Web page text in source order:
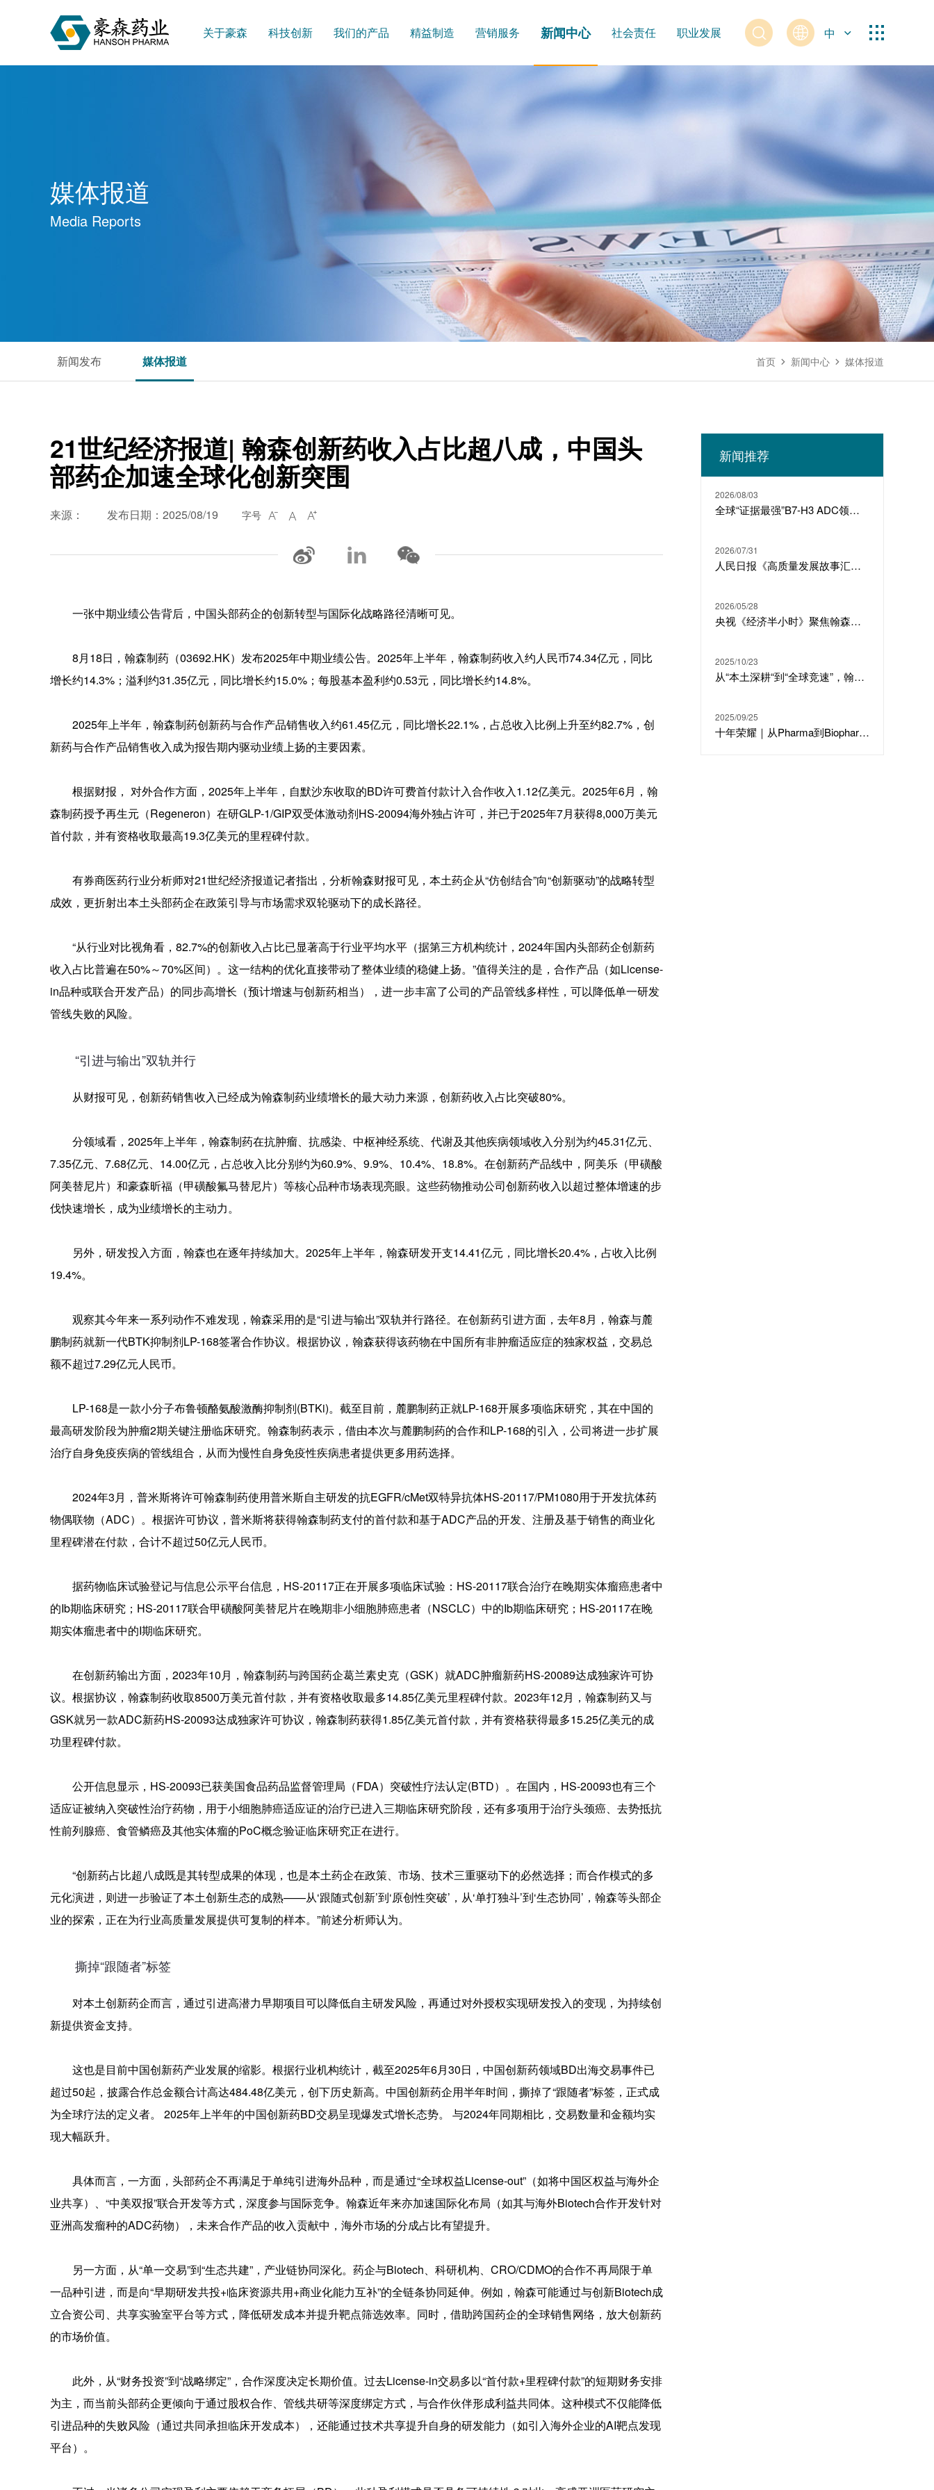
中 
关于豪森 科技创新 我们的产品 精益制造 营销服务 新闻中心 社会责任 职业发展
媒体报道
Media Reports
新闻发布 媒体报道 首页  新闻中心  媒体报道
21世纪经济报道| 翰森创新药收入占比超八成，中国头
部药企加速全球化创新突围
来源： 发布日期：2025/08/19 字号   
一张中期业绩公告背后，中国头部药企的创新转型与国际化战略路径清晰可见。
8月18日，翰森制药（03692.HK）发布2025年中期业绩公告。2025年上半年，翰森制药收入约人民币74.34亿元，同比
增长约14.3%；溢利约31.35亿元，同比增长约15.0%；每股基本盈利约0.53元，同比增长约14.8%。
2025年上半年，翰森制药创新药与合作产品销售收入约61.45亿元，同比增长22.1%，占总收入比例上升至约82.7%，创
新药与合作产品销售收入成为报告期内驱动业绩上扬的主要因素。
根据财报， 对外合作方面，2025年上半年，自默沙东收取的BD许可费首付款计入合作收入1.12亿美元。2025年6月，翰
森制药授予再生元（Regeneron）在研GLP-1/GIP双受体激动剂HS-20094海外独占许可，并已于2025年7月获得8,000万美元
首付款，并有资格收取最高19.3亿美元的里程碑付款。
有券商医药行业分析师对21世纪经济报道记者指出，分析翰森财报可见，本土药企从“仿创结合”向“创新驱动”的战略转型
成效，更折射出本土头部药企在政策引导与市场需求双轮驱动下的成长路径。
“从行业对比视角看，82.7%的创新收入占比已显著高于行业平均水平（据第三方机构统计，2024年国内头部药企创新药
收入占比普遍在50%～70%区间）。这一结构的优化直接带动了整体业绩的稳健上扬。”值得关注的是，合作产品（如License-
in品种或联合开发产品）的同步高增长（预计增速与创新药相当），进一步丰富了公司的产品管线多样性，可以降低单一研发
管线失败的风险。
“引进与输出”双轨并行
从财报可见，创新药销售收入已经成为翰森制药业绩增长的最大动力来源，创新药收入占比突破80%。
分领域看，2025年上半年，翰森制药在抗肿瘤、抗感染、中枢神经系统、代谢及其他疾病领域收入分别为约45.31亿元、
7.35亿元、7.68亿元、14.00亿元，占总收入比分别约为60.9%、9.9%、10.4%、18.8%。在创新药产品线中，阿美乐（甲磺酸
阿美替尼片）和豪森昕福（甲磺酸氟马替尼片）等核心品种市场表现亮眼。这些药物推动公司创新药收入以超过整体增速的步
伐快速增长，成为业绩增长的主动力。
另外，研发投入方面，翰森也在逐年持续加大。2025年上半年，翰森研发开支14.41亿元，同比增长20.4%，占收入比例
19.4%。
观察其今年来一系列动作不难发现，翰森采用的是“引进与输出”双轨并行路径。在创新药引进方面，去年8月，翰森与麓
鹏制药就新一代BTK抑制剂LP-168签署合作协议。根据协议，翰森获得该药物在中国所有非肿瘤适应症的独家权益，交易总
额不超过7.29亿元人民币。
LP-168是一款小分子布鲁顿酪氨酸激酶抑制剂(BTKi)。截至目前，麓鹏制药正就LP-168开展多项临床研究，其在中国的
最高研发阶段为肿瘤2期关键注册临床研究。翰森制药表示，借由本次与麓鹏制药的合作和LP-168的引入，公司将进一步扩展
治疗自身免疫疾病的管线组合，从而为慢性自身免疫性疾病患者提供更多用药选择。
2024年3月，普米斯将许可翰森制药使用普米斯自主研发的抗EGFR/cMet双特异抗体HS-20117/PM1080用于开发抗体药
物偶联物（ADC）。根据许可协议，普米斯将获得翰森制药支付的首付款和基于ADC产品的开发、注册及基于销售的商业化
里程碑潜在付款，合计不超过50亿元人民币。
据药物临床试验登记与信息公示平台信息，HS-20117正在开展多项临床试验：HS-20117联合治疗在晚期实体瘤癌患者中
的Ib期临床研究；HS-20117联合甲磺酸阿美替尼片在晚期非小细胞肺癌患者（NSCLC）中的Ib期临床研究；HS-20117在晚
期实体瘤患者中的I期临床研究。
在创新药输出方面，2023年10月，翰森制药与跨国药企葛兰素史克（GSK）就ADC肿瘤新药HS-20089达成独家许可协
议。根据协议，翰森制药收取8500万美元首付款，并有资格收取最多14.85亿美元里程碑付款。2023年12月，翰森制药又与
GSK就另一款ADC新药HS-20093达成独家许可协议，翰森制药获得1.85亿美元首付款，并有资格获得最多15.25亿美元的成
功里程碑付款。
公开信息显示，HS-20093已获美国食品药品监督管理局（FDA）突破性疗法认定(BTD）。在国内，HS-20093也有三个
适应证被纳入突破性治疗药物，用于小细胞肺癌适应证的治疗已进入三期临床研究阶段，还有多项用于治疗头颈癌、去势抵抗
性前列腺癌、食管鳞癌及其他实体瘤的PoC概念验证临床研究正在进行。
“创新药占比超八成既是其转型成果的体现，也是本土药企在政策、市场、技术三重驱动下的必然选择；而合作模式的多
元化演进，则进一步验证了本土创新生态的成熟——从‘跟随式创新’到‘原创性突破’，从‘单打独斗’到‘生态协同’，翰森等头部企
业的探索，正在为行业高质量发展提供可复制的样本。”前述分析师认为。
撕掉“跟随者”标签
对本土创新药企而言，通过引进高潜力早期项目可以降低自主研发风险，再通过对外授权实现研发投入的变现，为持续创
新提供资金支持。
这也是目前中国创新药产业发展的缩影。根据行业机构统计，截至2025年6月30日，中国创新药领域BD出海交易事件已
超过50起，披露合作总金额合计高达484.48亿美元，创下历史新高。中国创新药企用半年时间，撕掉了“跟随者”标签，正式成
为全球疗法的定义者。 2025年上半年的中国创新药BD交易呈现爆发式增长态势。 与2024年同期相比，交易数量和金额均实
现大幅跃升。
具体而言，一方面，头部药企不再满足于单纯引进海外品种，而是通过“全球权益License-out”（如将中国区权益与海外企
业共享）、“中美双报”联合开发等方式，深度参与国际竞争。翰森近年来亦加速国际化布局（如其与海外Biotech合作开发针对
亚洲高发瘤种的ADC药物），未来合作产品的收入贡献中，海外市场的分成占比有望提升。
另一方面，从“单一交易”到“生态共建”，产业链协同深化。药企与Biotech、科研机构、CRO/CDMO的合作不再局限于单
一品种引进，而是向“早期研发共投+临床资源共用+商业化能力互补”的全链条协同延伸。例如，翰森可能通过与创新Biotech成
立合资公司、共享实验室平台等方式，降低研发成本并提升靶点筛选效率。同时，借助跨国药企的全球销售网络，放大创新药
的市场价值。
此外，从“财务投资”到“战略绑定”，合作深度决定长期价值。过去License-in交易多以“首付款+里程碑付款”的短期财务安排
为主，而当前头部药企更倾向于通过股权合作、管线共研等深度绑定方式，与合作伙伴形成利益共同体。这种模式不仅能降低
引进品种的失败风险（通过共同承担临床开发成本），还能通过技术共享提升自身的研发能力（如引入海外企业的AI靶点发现
平台）。
新闻推荐
2026/08/03
全球“证据最强”B7-H3 ADC领跑者，翰森制药下一个明星产品
2026/07/31
人民日报《高质量发展故事汇》丨翰森制药：生物医药 从“跟随”到“引领”
2026/05/28
央视《经济半小时》聚焦翰森制药：中国创新药叩开欧美大门
2025/10/23
从“本土深耕“到“全球竞速”，翰森制药跃居中国医药上市公司竞争力榜单第二名
2025/09/25
十年荣耀｜从Pharma到Biopharma，翰森制药的全球化创新升级之路